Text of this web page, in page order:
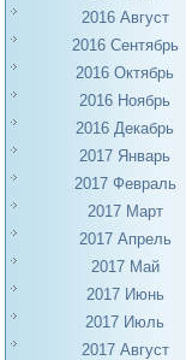
2016 Август
2016 Сентябрь
2016 Октябрь
2016 Ноябрь
2016 Декабрь
2017 Январь
2017 Февраль
2017 Март
2017 Апрель
2017 Май
2017 Июнь
2017 Июль
2017 Август